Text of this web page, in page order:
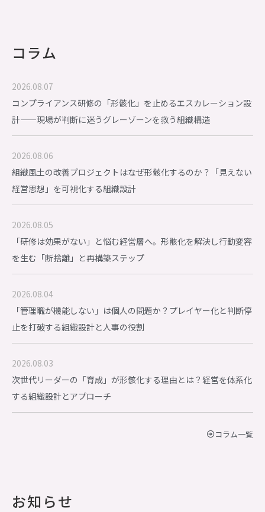
コラム
2026.08.07
コンプライアンス研修の「形骸化」を止めるエスカレーション設
計——現場が判断に迷うグレーゾーンを救う組織構造
2026.08.06
組織風土の改善プロジェクトはなぜ形骸化するのか？「見えない
経営思想」を可視化する組織設計
2026.08.05
「研修は効果がない」と悩む経営層へ。形骸化を解決し行動変容
を生む「断捨離」と再構築ステップ
2026.08.04
「管理職が機能しない」は個人の問題か？プレイヤー化と判断停
止を打破する組織設計と人事の役割
2026.08.03
次世代リーダーの「育成」が形骸化する理由とは？経営を体系化
する組織設計とアプローチ
コラム一覧
お知らせ